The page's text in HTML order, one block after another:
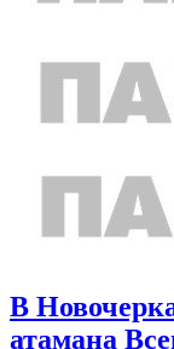
В
атамана